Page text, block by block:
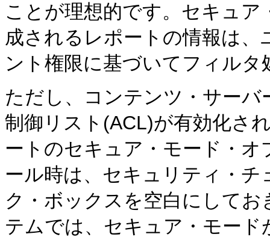
ことが理想的です。セキュ
成されるレポートの情報は
ント権限に基づいてフィルタ
ただし、コンテンツ・サー
制御リスト(ACL)が有効化さ
ートのセキュア・モード・
ール時は、セキュリティ・
ク・ボックスを空白にして
テムでは、セキュア・モー